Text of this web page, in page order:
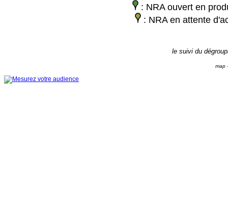
: NRA ouvert en
: NRA en attente
le suivi du
map